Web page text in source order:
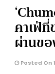
คาเฟ่ที่
ผ่านข
Posted On